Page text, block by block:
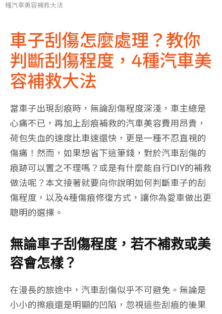
種汽車美容補救大法
車子刮傷怎麼處理？教你
判斷刮傷程度，4種汽車美
容補救大法
當車子出現刮痕時，無論刮傷程度深淺，車主總是
心痛不已，再加上刮痕補救的汽車美容費用昂貴，
荷包失血的速度比車速還快，更是一種不忍直視的
傷痛！然而，如果想省下這筆錢，對於汽車刮傷的
痕跡可以置之不理嗎？或是有什麼能自行DIY的補救
做法呢？本文接著就要向你說明如何判斷車子的刮
傷程度 ，以及4種傷痕修復方式，讓你為愛車做出更
聰明的選擇。
無論車子刮傷程度，若不補救或美
容會怎樣？
在漫長的旅途中，汽車刮傷似乎不可避免。無論是
小小的擦痕還是明顯的凹陷，忽視這些刮痕的後果